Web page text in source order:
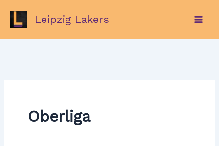
springen
Leipzig Lakers
Oberliga